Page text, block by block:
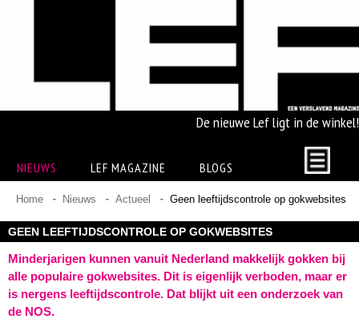
De nieuwe Lef ligt in de winkel!
NIEUWS LEF MAGAZINE BLOGS
Home Nieuws Actueel Geen leeftijdscontrole op gokwebsites
GEEN LEEFTIJDSCONTROLE OP GOKWEBSITES
Minderjarigen kunnen vanuit Nederland makkelijk gokken bij
alle populaire gokwebsites. Dit is eigenlijk verboden, maar er
is nergens leeftijdscontrole. Dat blijkt uit een onderzoek van
de NOS.